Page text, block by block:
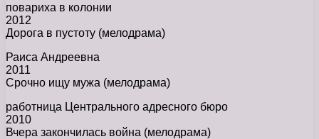
повариха в колонии
2012
Дорога в пустоту (мелодрама)
Раиса Андреевна
2011
Срочно ищу мужа (мелодрама)
работница Центрального адресного бюро
2010
Вчера закончилась война (мелодрама)